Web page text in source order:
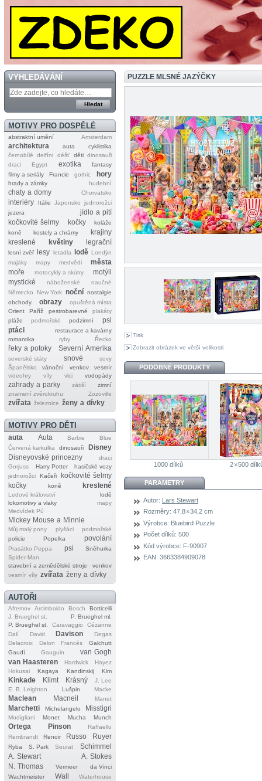
VYHLEDÁVÁNÍ
MOTIVY PRO DOSPĚLÉ
abstraktní umění Amsterdam
architektura auta
cyklistika
černobílé
delfíni déšť děti dinosauři
draci
Egypt exotika
fantasy
filmy a seriály
Francie gothic hory
hrady a zámky hudební
chaty a domy Chorvatsko
interiéry Itálie Japonsko
jednorožci
jezera
jídlo a pití
kočkovité šelmy
kočky
koláže
koně
kostely a chrámy
krajiny
kreslené
květiny legrační
lesní zvěř lesy letadla lodě Londýn
majáky
mapy medvědi
města
moře
motocykly a skútry
motýli
mystické
náboženské
naučné
Německo
New York noční nostalgie
obchody
obrazy
opuštěná místa
Orient
Paříž pestrobarevné
plakáty
pláže
podmořské podzimní
psi
ptáci
restaurace a kavárny
romantika
ryby Řecko
řeky a potoky Severní Amerika
severské státy snové
sovy
Španělsko
vánoční venkov
vesmír
videohry
víly vlci vodopády
zahrady a parky zátiší
zimní
znamení zvěrokruhu
Zozoville
zvířata železnice ženy a dívky
MOTIVY PRO DĚTI
auta Auta Barbie
Blue
Červená karkulka
dinosauři
Disney
Disneyovské princezny
draci
Gorjuss
Harry Potter
hasičské vozy
jednorožci
Kačeři
kočkovité šelmy
kočky
koně kreslené
Ledové království
lodě
lokomotivy a vlaky
mapy
Medvídek Pú
Mickey Mouse a Minnie
Můj malý pony plyšáci
podmořské
policie
Popelka povolání
Prasátko Peppa psi
Sněhurka
Spider‐Man
stavební a zemědělské stroje
venkov
vesmír víly zvířata ženy a dívky
AUTOŘI
Afremov Arcimboldo Bosch
Botticelli
J. Brueghel st.
P. Brueghel ml.
P. Brueghel st.
Caravaggio
Cézanne
Dalí
David Davison
Degas
Delacroix
Delon Francés
Galchutt
Gaudí
Gauguin
van Gogh
van Haasteren
Hardwick
Hayez
Hokusai
Kagaya Kandinskij Kim
Kinkade Klimt Krásný
J. Lee
E. B. Leighton
Lušpin Macke
Maclean Macneil Manet
Marchetti Michelangelo Misstigri
Modigliani Monet Mucha Munch
Ortega Pinson
Raffaello
Rembrandt
Renoir Russo Ruyer
Ryba S. Park Seurat
Schimmel
A. Stewart
A. Stokes
N. Thomas
Vermeer
da Vinci
Wachtmeister
Wall Waterhouse
PUZZLE MLSNÉ JAZÝČKY
Tisk
Zobrazit obrázek ve větší velikosti
PODOBNÉ PRODUKTY
1000 dílků 2 × 500
PARAMETRY
Autor: Lars Stewart
Rozměry: 47,8 × 34,2 cm
Výrobce: Bluebird Puzzle
Počet dílků: 500
Kód výrobce: F-90907
EAN: 3663384909078